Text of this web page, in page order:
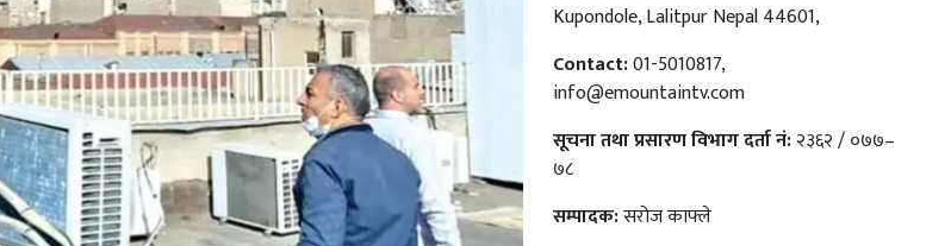
Kupondole, Lalitpur Nepal 44601,
Contact:01-5010817,
info@emountaintv.com
सूचना तथा प्रसारण विभाग दर्ता नं:२३६२ / ०७७–
७८
सम्पादक:सरोज काफ्ले